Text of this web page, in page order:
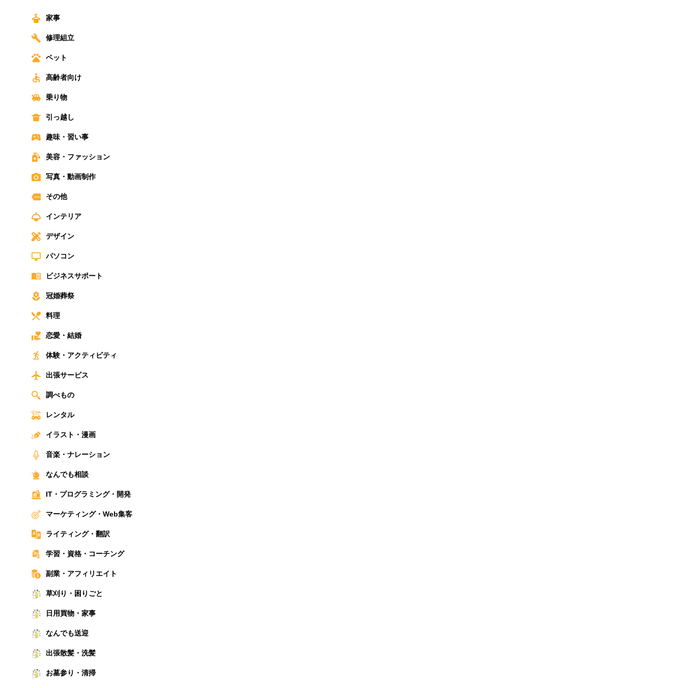
家事
修理組立
ペット
高齢者向け
乗り物
引っ越し
趣味・習い事
美容・ファッション
写真・動画制作
その他
インテリア
デザイン
パソコン
ビジネスサポート
冠婚葬祭
料理
恋愛・結婚
体験・アクティビティ
出張サービス
調べもの
レンタル
イラスト・漫画
音楽・ナレーション
なんでも相談
IT・プログラミング・開発
マーケティング・Web集客
ライティング・翻訳
学習・資格・コーチング
副業・アフィリエイト
草刈り・困りごと
日用買物・家事
なんでも送迎
出張散髪・洗髪
お墓参り・清掃